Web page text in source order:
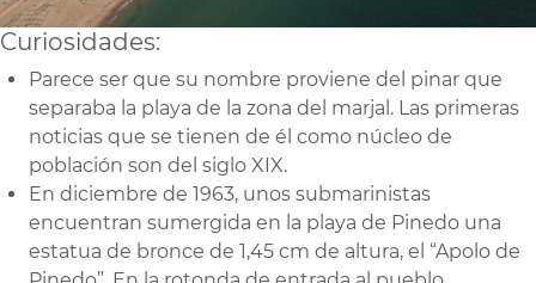
Curiosidades:
Parece ser que su nombre proviene del pinar que
separaba la playa de la zona del marjal. Las primeras
noticias que se tienen de él como núcleo de
población son del siglo XIX.
En diciembre de 1963, unos submarinistas
encuentran sumergida en la playa de Pinedo una
estatua de bronce de 1,45 cm de altura, el “Apolo de